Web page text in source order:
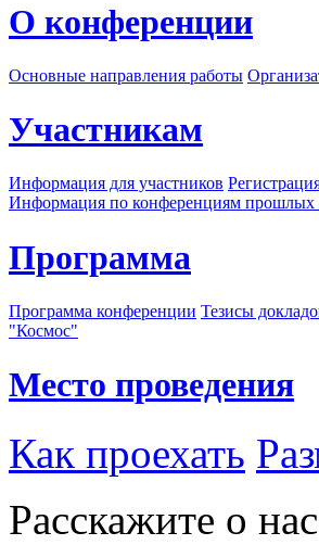
О конференции
Основные направления работы
Участникам
Информация для участников
Информация по конференциям прошлых
Программа
Программа конференции Тезисы
"Космос"
Место проведения
Как проехать
Расскажите о